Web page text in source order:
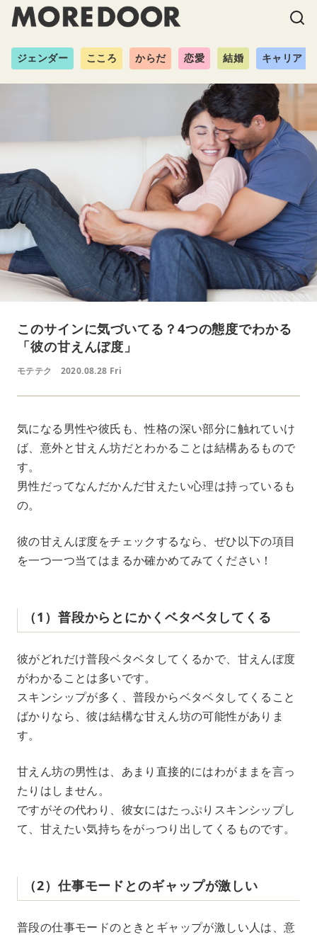
ジェンダー こころ からだ 恋愛 結婚 キャリア
このサインに気づいてる？4つの態度でわかる
「彼の甘えんぼ度」
モテテク 2020.08.28 Fri
気になる男性や彼氏も、性格の深い部分に触れていけ
ば、意外と甘えん坊だとわかることは結構あるもので
す。
男性だってなんだかんだ甘えたい心理は持っているも
の。
彼の甘えんぼ度をチェックするなら、ぜひ以下の項目
を一つ一つ当てはまるか確かめてみてください！
（1）普段からとにかくベタベタしてくる
彼がどれだけ普段ベタベタしてくるかで、甘えんぼ度
がわかることは多いです。
スキンシップが多く、普段からベタベタしてくること
ばかりなら、彼は結構な甘えん坊の可能性がありま
す。
甘えん坊の男性は、あまり直接的にはわがままを言っ
たりはしません。
ですがその代わり、彼女にはたっぷりスキンシップし
て、甘えたい気持ちをがっつり出してくるものです。
（2）仕事モードとのギャップが激しい
普段の仕事モードのときとギャップが激しい人は、意